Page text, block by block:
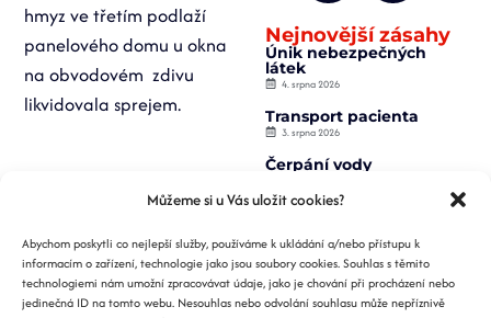
Můžeme si u Vás uložit cookies?
Abychom poskytli co nejlepší služby, používáme k ukládání a/nebo přístupu k
informacím o zařízení, technologie jako jsou soubory cookies. Souhlas s těmito
technologiemi nám umožní zpracovávat údaje, jako je chování při procházení nebo
jedinečná ID na tomto webu. Nesouhlas nebo odvolání souhlasu může nepříznivě
hmyz ve třetím podlaží
panelového domu u okna
na obvodovém zdivu
likvidovala sprejem.
Nejnovější zásahy
Únik nebezpečných
látek
4. srpna 2026
Transport pacienta
3. srpna 2026
Čerpání vody
Záchrana osoby z
2. srpna 2026
Požár nízké budovy
1. srpna 2026